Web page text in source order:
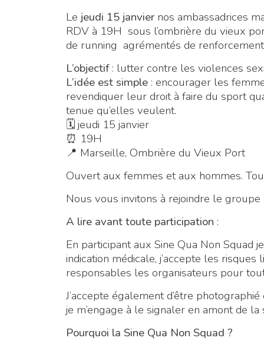
Le jeudi 15 janvier nos ambassadrices
RDV à 19H sous l’ombrière du vieux
de running agrémentés de
L’objectif: lutter contre les violences
L’idée est simple : encourager les
revendiquer leur droit à faire du sport
tenue qu’elles veulent.
🗓 jeudi 15 janvier
⏰ 19H
📍 Marseille, Ombrière du Vieux Port
Ouvert aux femmes et aux hommes.
Nous vous invitons à rejoindre le
A lire avant toute participation :
En participant aux Sine Qua Non Squad
indication médicale, j’accepte les risques
responsables les organisateurs pour
J’accepte également d’être
je m’engage à le signaler en amont de
Pourquoi la Sine Qua Non Squad ?